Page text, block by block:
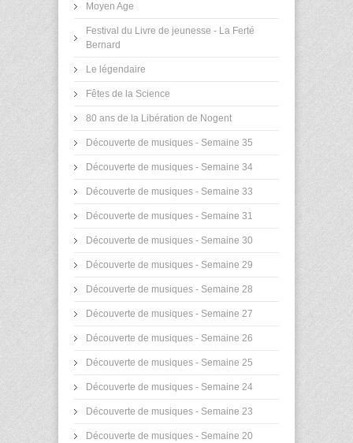
Moyen Age
Festival du Livre de jeunesse - La Ferté
Bernard
Le légendaire
Fêtes de la Science
80 ans de la Libération de Nogent
Découverte de musiques - Semaine 35
Découverte de musiques - Semaine 34
Découverte de musiques - Semaine 33
Découverte de musiques - Semaine 31
Découverte de musiques - Semaine 30
Découverte de musiques - Semaine 29
Découverte de musiques - Semaine 28
Découverte de musiques - Semaine 27
Découverte de musiques - Semaine 26
Découverte de musiques - Semaine 25
Découverte de musiques - Semaine 24
Découverte de musiques - Semaine 23
Découverte de musiques - Semaine 20